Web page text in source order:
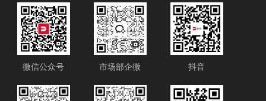
微信公众号 市场部企微 抖音